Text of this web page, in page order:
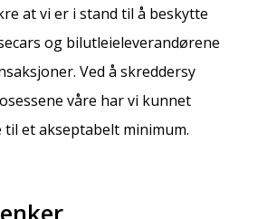
at vi er i stand til å beskytte
og bilutleieleverandørene
Ved å skreddersy
våre har vi kunnet
et akseptabelt minimum.